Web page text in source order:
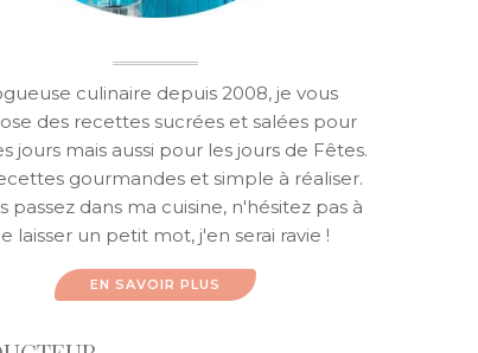
culinaire depuis 2008, je vous
des recettes sucrées et salées pour
jours mais aussi pour les jours de Fêtes.
gourmandes et simple à réaliser.
passez dans ma cuisine, n'hésitez pas à
laisser un petit mot, j'en serai ravie !
EN SAVOIR PLUS